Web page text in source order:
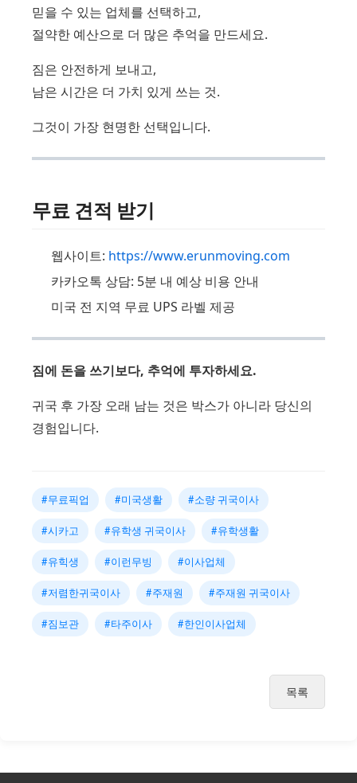
믿을 수 있는 업체를 선택하고,
절약한 예산으로 더 많은 추억을 만드세요.
짐은 안전하게 보내고,
남은 시간은 더 가치 있게 쓰는 것.
그것이 가장 현명한 선택입니다.
무료 견적 받기
웹사이트: https://www.erunmoving.com
카카오톡 상담: 5분 내 예상 비용 안내
미국 전 지역 무료 UPS 라벨 제공
짐에 돈을 쓰기보다, 추억에 투자하세요.
귀국 후 가장 오래 남는 것은 박스가 아니라 당신의
경험입니다.
#무료픽업 #미국생활 #소량 귀국이사
#시카고 #유학생 귀국이사 #유학생활
#유힉생 #이런무빙 #이사업체
#저렴한귀국이사 #주재원 #주재원 귀국이사
#짐보관 #타주이사 #한인이사업체
목록